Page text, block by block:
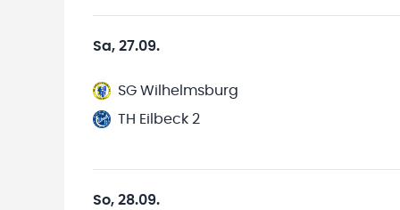
Sa, 27.09.
SG Wilhelmsburg
TH Eilbeck 2
So, 28.09.